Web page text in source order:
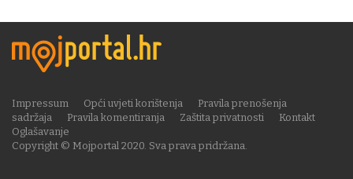
Copyright © Mojportal 2020. Sva prava pridržana.
Impressum Opći uvjeti korištenja
Pravila prenošenja
sadržaja
Pravila komentiranja Zaštita privatnosti
Kontakt
Oglašavanje